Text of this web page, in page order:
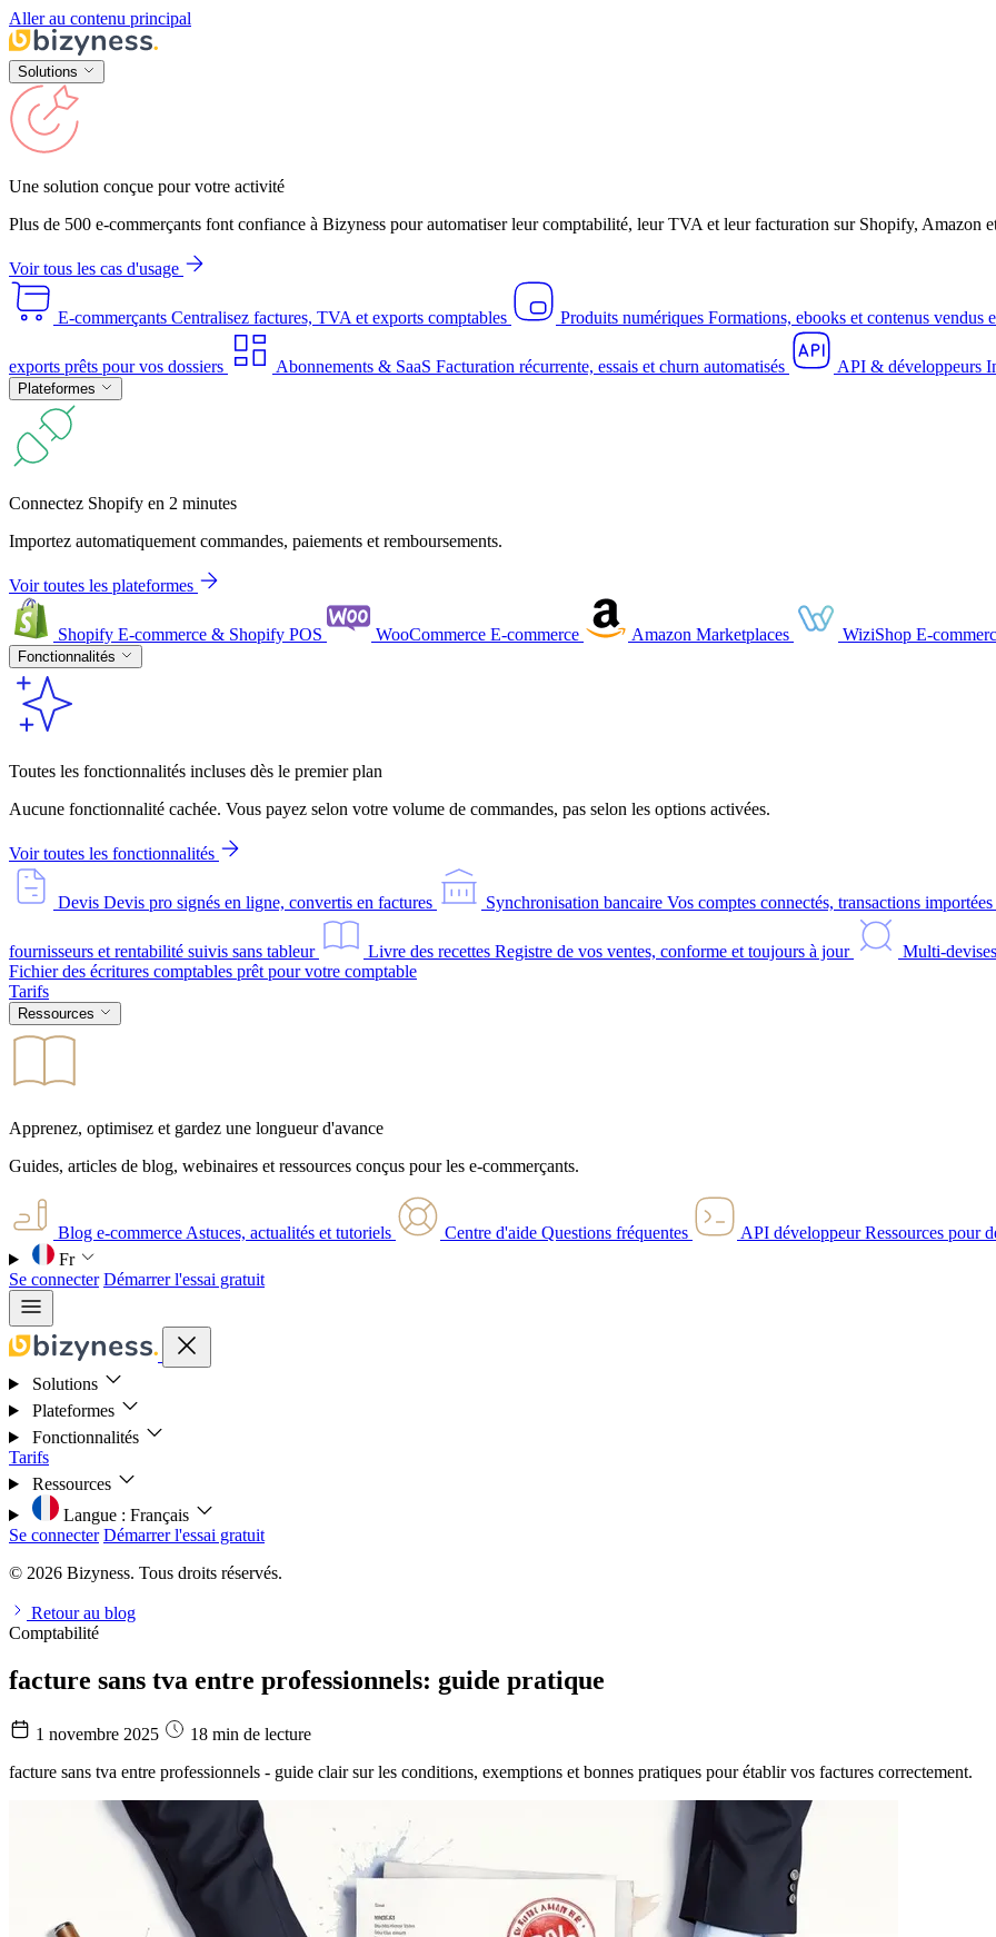
Aller au contenu principal
Solutions
Une solution conçue pour votre activité
Plus de 500 e-commerçants font confiance à Bizyness pour automatiser leur comptabilité, leur TVA et leur facturation sur Shopify, Amazon
Voir tous les cas d'usage
E-commerçants Centralisez factures, TVA et exports comptables Produits numériques Formations, ebooks et contenus vendus
exports prêts pour vos dossiers Abonnements & SaaS Facturation récurrente, essais et churn automatisés API & développeurs
Plateformes
Connectez Shopify en 2 minutes
Importez automatiquement commandes, paiements et remboursements.
Voir toutes les plateformes
Shopify E-commerce & Shopify POS WooCommerce E-commerce Amazon Marketplaces WiziShop E-
Fonctionnalités
Toutes les fonctionnalités incluses dès le premier plan
Aucune fonctionnalité cachée. Vous payez selon votre volume de commandes, pas selon les options activées.
Voir toutes les fonctionnalités
Devis Devis pro signés en ligne, convertis en factures Synchronisation bancaire Vos comptes connectés, transactions
fournisseurs et rentabilité suivis sans tableur Livre des recettes Registre de vos ventes, conforme et toujours à jour Multi-devises
Fichier des écritures comptables prêt pour votre comptable
Tarifs
Ressources
Apprenez, optimisez et gardez une longueur d'avance
Guides, articles de blog, webinaires et ressources conçus pour les e-commerçants.
Blog e-commerce Astuces, actualités et tutoriels Centre d'aide Questions fréquentes API développeurRessources pour
Fr
Se connecter Démarrer l'essai gratuit
Solutions
Plateformes
Fonctionnalités
Tarifs
Ressources
Langue : Français
Se connecter Démarrer l'essai gratuit
© 2026 Bizyness. Tous droits réservés.
Retour au blog
Comptabilité
facture sans tva entre professionnels: guide pratique
1 novembre 2025
18 min de lecture
facture sans tva entre professionnels - guide clair sur les conditions, exemptions et bonnes pratiques pour établir vos factures correctement.